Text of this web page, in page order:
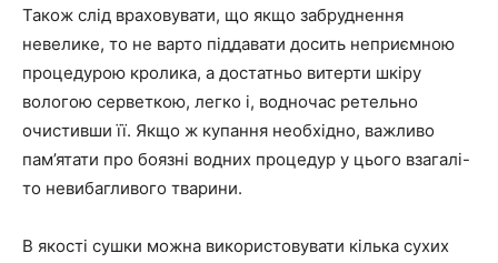
Також слід враховувати, що якщо забруднення
невелике, то не варто піддавати досить неприємною
процедурою кролика, а достатньо витерти шкіру
вологою серветкою, легко і, водночас ретельно
очистивши її. Якщо ж купання необхідно, важливо
пам’ятати про боязні водних процедур у цього взагалі-
то невибагливого тварини.
В якості сушки можна використовувати кілька сухих